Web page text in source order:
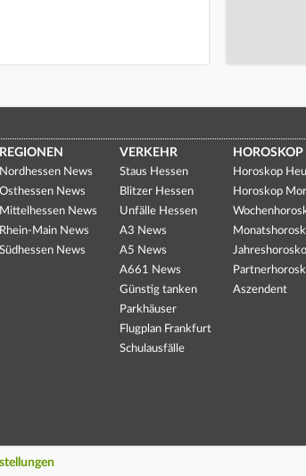
REGIONEN
Nordhessen News
Osthessen News
Mittelhessen News
Rhein-Main News
Südhessen News
VERKEHR
Staus Hessen
Blitzer Hessen
Unfälle Hessen
A3 News
A5 News
A661 News
Günstig tanken
Parkhäuser
Flugplan Frankfurt
Schulausfälle
HOROSKOP
Horoskop
Horoskop
Aszendent